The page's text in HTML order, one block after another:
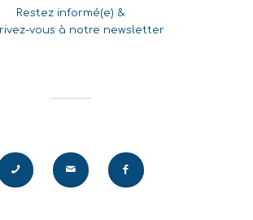
Restez informé(e) &
vous à notre newsletter